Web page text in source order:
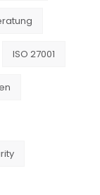
ISO 27001